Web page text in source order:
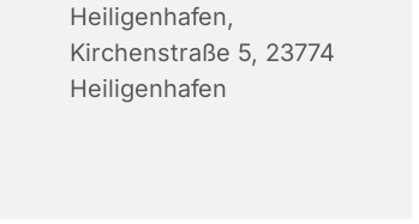
Heiligenhafen,
Kirchenstraße 5, 23774
Heiligenhafen